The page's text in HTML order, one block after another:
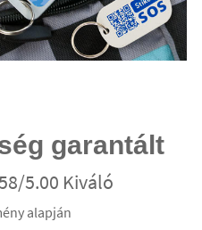
garantált
5.00 Kiváló
alapján